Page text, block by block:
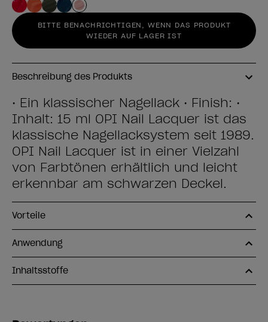
BITTE BENACHRICHTIGEN, WENN DAS PRODUKT
WIEDER AUF LAGER IST
Beschreibung des Produkts
• Ein klassischer Nagellack • Finish: •
Inhalt: 15 ml OPI Nail Lacquer ist das
klassische Nagellacksystem seit 1989.
OPI Nail Lacquer ist in einer Vielzahl
von Farbtönen erhältlich und leicht
erkennbar am schwarzen Deckel.
Vorteile
Anwendung
Inhaltsstoffe